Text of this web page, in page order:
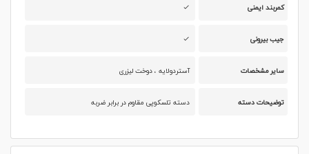
کمربند ایمنی
جیب بیرونی
سایر مشخصات آستردولایه ، دوخت لیزری
توضیحات دسته دسته تلسکوپی مقاوم در برابر ضربه